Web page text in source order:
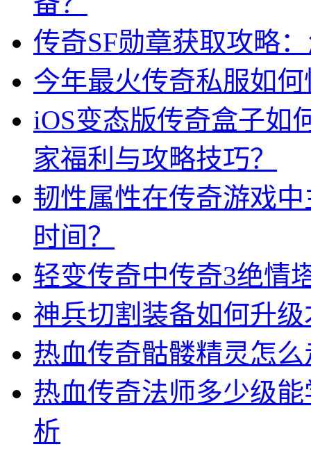
传奇SF勋章获取攻略
今年最火传奇私服如
iOS变态版传奇盒子如
家福利与攻略技巧？
韧性属性在传奇游戏
时间？
轻变传奇中传奇3绝情
神兵切割装备如何升
热血传奇骷髅精灵怎
热血传奇法师多少级
析